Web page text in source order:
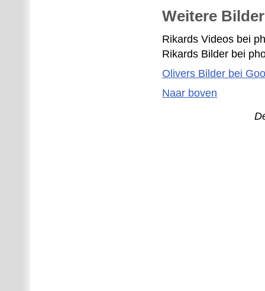
Weitere
Rikards Videos bei
Rikards Bilder bei
Olivers Bilder bei
Naar boven